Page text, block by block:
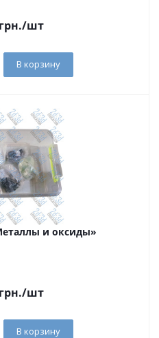
/шт
В корзину
и оксиды»
/шт
В корзину